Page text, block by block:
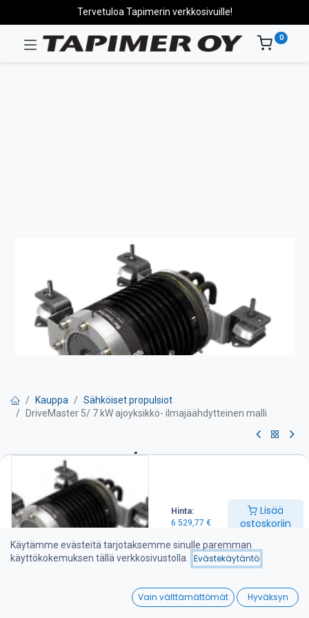
Hinta:
6 529,77 €
Lisää
ostoskoriin
Wishlist
Tervetuloa Tapimerin verkkosivuille!
0
Kauppa
Sähköiset propulsiot
DriveMaster 5/ 7 kW ajoyksikkö- ilmajäähdytteinen malli
DriveMaster 5/ 7 kW ajoyksikkö-
ilmajäähdytteinen malli
Ajoyksikön varustelu:
-Moottori sisäänrakennetulla painelaakerilla
-Termostaatti ohjattu vesijäähdytys
-Asennuskumityynyt ja ruostumattomat tukijalat
-Ajoyksikön johtosarja ( ei akkukaapeleita )
Käytämme evästeitä tarjotaksemme sinulle paremman
käyttökokemuksen tällä verkkosivustolla.
Evästekäytäntö
Vain välttämättömät Hyväksyn